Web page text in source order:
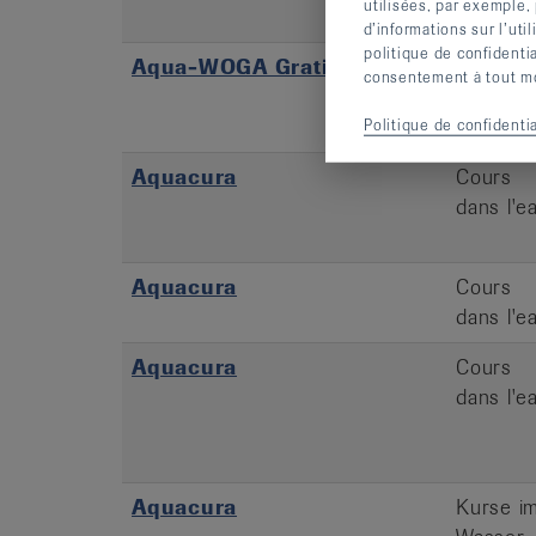
Wasser
Aqua-WOGA Gratislektion
Kurse
Aquacura
Cours
dans
Aquacura
Cours
dans
Aquacura
Cours
dans
Aquacura
Kurse im
utilisées, par
d’informations sur
politique de
consentement à tout
Politique de